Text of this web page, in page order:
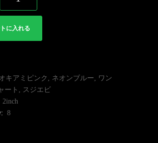
に入れる
キアミピンク, ネオンブルー, ワン
ート, スジエビ
2inch
8